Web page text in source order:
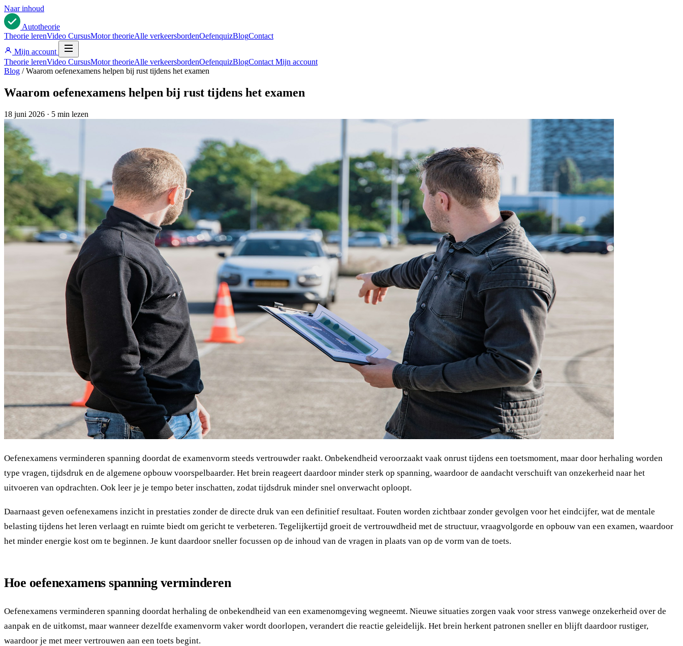
Naar inhoud
Autotheorie
Theorie lerenVideo CursusMotor theorieAlle verkeersbordenOefenquizBlogContact
Mijn account
Theorie lerenVideo CursusMotor theorieAlle verkeersbordenOefenquizBlogContact Mijn account
Blog / Waarom oefenexamens helpen bij rust tijdens het examen
Waarom oefenexamens helpen bij rust tijdens het examen
18 juni 2026 · 5 min lezen
Oefenexamens verminderen spanning doordat de examenvorm steeds vertrouwder raakt. Onbekendheid veroorzaakt vaak onrust tijdens een toetsmoment, maar door herhaling worden
type vragen, tijdsdruk en de algemene opbouw voorspelbaarder. Het brein reageert daardoor minder sterk op spanning, waardoor de aandacht verschuift van onzekerheid naar het
uitvoeren van opdrachten. Ook leer je je tempo beter inschatten, zodat tijdsdruk minder snel onverwacht oploopt.
Daarnaast geven oefenexamens inzicht in prestaties zonder de directe druk van een definitief resultaat. Fouten worden zichtbaar zonder gevolgen voor het eindcijfer, wat de mentale
belasting tijdens het leren verlaagt en ruimte biedt om gericht te verbeteren. Tegelijkertijd groeit de vertrouwdheid met de structuur, vraagvolgorde en opbouw van een examen, waardoor
het minder energie kost om te beginnen. Je kunt daardoor sneller focussen op de inhoud van de vragen in plaats van op de vorm van de toets.
Hoe oefenexamens spanning verminderen
Oefenexamens verminderen spanning doordat herhaling de onbekendheid van een examenomgeving wegneemt. Nieuwe situaties zorgen vaak voor stress vanwege onzekerheid over de
aanpak en de uitkomst, maar wanneer dezelfde examenvorm vaker wordt doorlopen, verandert die reactie geleidelijk. Het brein herkent patronen sneller en blijft daardoor rustiger,
waardoor je met meer vertrouwen aan een toets begint.